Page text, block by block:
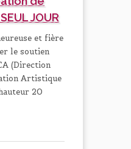
JOUR
et fière
le soutien
(Direction
Artistique
20